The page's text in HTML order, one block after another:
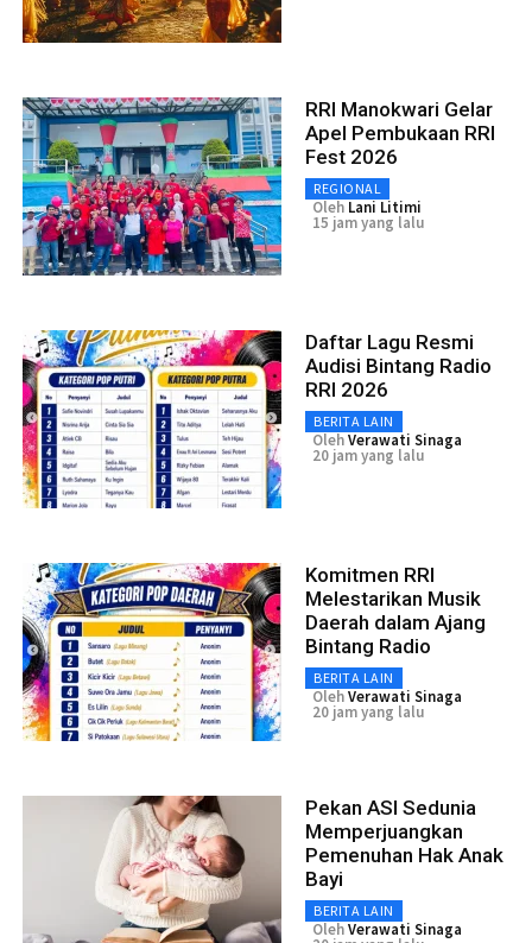
RRI Manokwari Gelar
Apel Pembukaan RRI
Fest 2026
REGIONAL
Oleh Lani Litimi
15 jam yang lalu
Daftar Lagu Resmi
Audisi Bintang Radio
RRI 2026
BERITA LAIN
OlehVerawati Sinaga
20 jam yang lalu
Komitmen RRI
Melestarikan Musik
Daerah dalam Ajang
Bintang Radio
BERITA LAIN
OlehVerawati Sinaga
20 jam yang lalu
Pekan ASI Sedunia
Memperjuangkan
Pemenuhan Hak Anak
Bayi
BERITA LAIN
OlehVerawati Sinaga